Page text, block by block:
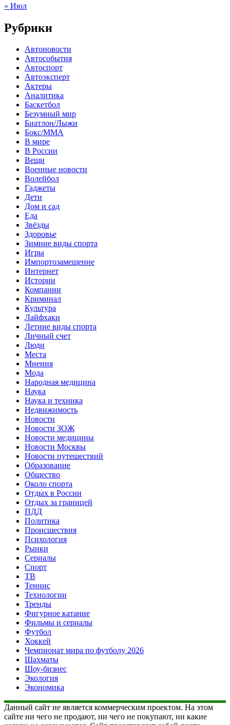
« Июл
Рубрики
Автоновости
Автособытия
Автоспорт
Автоэксперт
Актеры
Аналитика
Баскетбол
Безумный мир
Биатлон/Лыжи
Бокс/MMA
В мире
В России
Вещи
Военные новости
Волейбол
Гаджеты
Дети
Дом и сад
Еда
Звёзды
Здоровье
Зимние виды спорта
Игры
Импортозамещение
Интернет
Истории
Компании
Криминал
Культура
Лайфхаки
Летние виды спорта
Личный счет
Люди
Места
Мнения
Мода
Народная медицина
Наука
Наука и техника
Недвижимость
Новости
Новости ЗОЖ
Новости медицины
Новости Москвы
Новости путешествий
Образование
Общество
Около спорта
Отдых в России
Отдых за границей
ПДД
Политика
Происшествия
Психология
Рынки
Сериалы
Спорт
ТВ
Теннис
Технологии
Тренды
Фигурное катание
Фильмы и сериалы
Футбол
Хоккей
Чемпионат мира по футболу 2026
Шахматы
Шоу-бизнес
Экология
Экономика
Данный сайт не является коммерческим проектом. На этом
сайте ни чего не продают, ни чего не покупают, ни какие